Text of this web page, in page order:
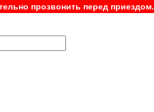
прозвонить перед приездом.